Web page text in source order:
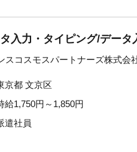
入力・タイピング/デー
スコスモスパートナーズ株式会
京都 文京区
給1,750円～1,850円
遣社員